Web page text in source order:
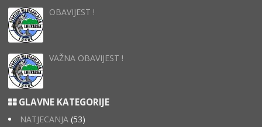
OBAVIJEST !
VAŽNA OBAVIJEST !
GLAVNE KATEGORIJE
NATJECANJA (53)